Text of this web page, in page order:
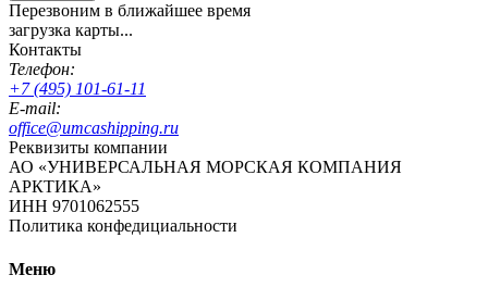
Перезвоним в ближайшее время
загрузка карты...
Контакты
Телефон:
+7 (495) 101-61-11
E-mail:
office@umcashipping.ru
Реквизиты компании
АО «УНИВЕРСАЛЬНАЯ МОРСКАЯ КОМПАНИЯ
АРКТИКА»
ИНН 9701062555
Политика конфедициальности
Меню